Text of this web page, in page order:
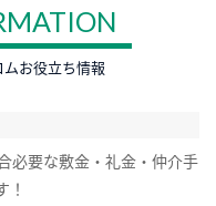
お役立ち情報
必要な敷金・礼金・仲介手
！